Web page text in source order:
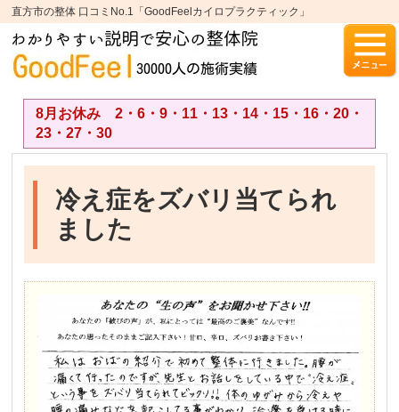
直方市の整体 口コミNo.1「GoodFeelカイロプラクティック」
8月お休み 2・6・9・11・13・14・15・16・20・
23・27・30
冷え症をズバリ当てられ
ました